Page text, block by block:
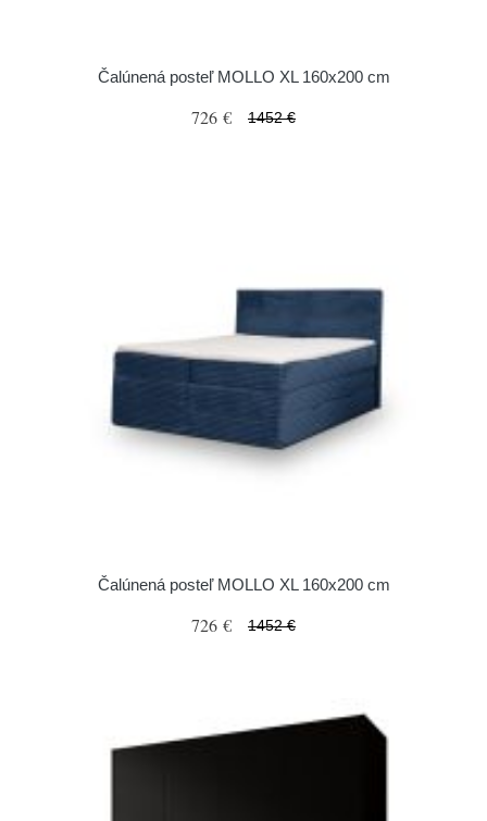
Čalúnená posteľ MOLLO XL 160x200 cm
726 € 1452 €
Čalúnená posteľ MOLLO XL 160x200 cm
726 € 1452 €